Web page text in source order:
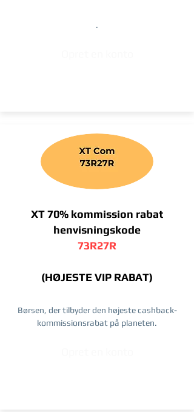
.
XT 70% kommission rabat
henvisningskode
73R27R
(HØJESTE VIP RABAT)
Børsen, der tilbyder den højeste cashback-
kommissionsrabat på planeten.